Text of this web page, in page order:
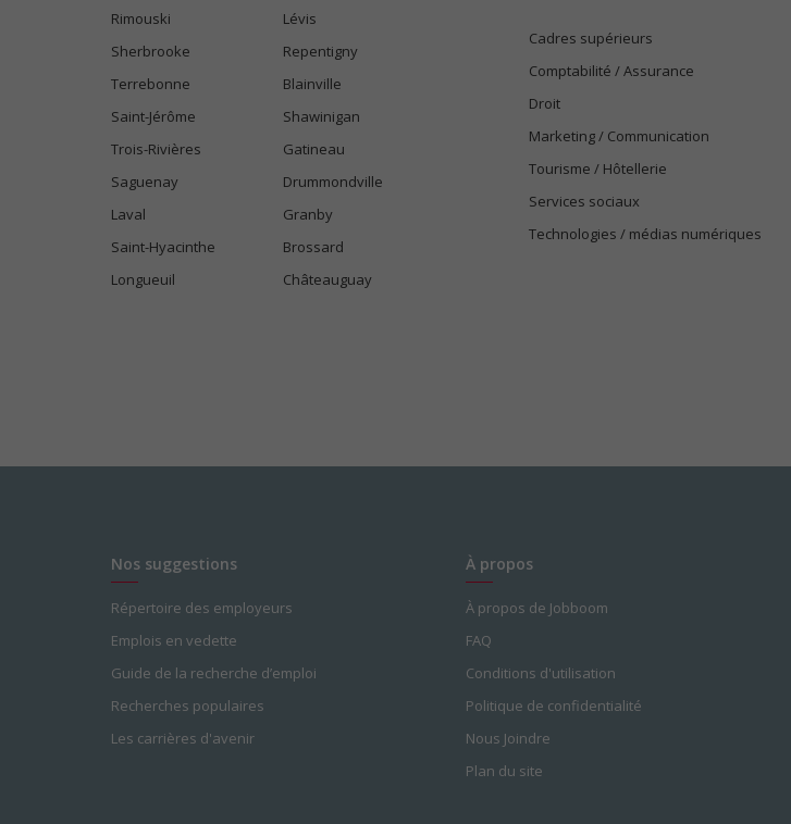
Rimouski
Lévis
Sherbrooke
Repentigny
Terrebonne
Blainville
Saint-Jérôme
Shawinigan
Trois-Rivières
Gatineau
Saguenay
Drummondville
Laval
Granby
Saint-Hyacinthe
Brossard
Longueuil
Châteauguay
Cadres supérieurs
Comptabilité / Assurance
Droit
Marketing / Communication
Tourisme / Hôtellerie
Services sociaux
Technologies / médias numériques
Nos suggestions
Répertoire des employeurs
Emplois en vedette
Guide de la recherche d’emploi
Recherches populaires
Les carrières d'avenir
À propos
À propos de Jobboom
FAQ
Conditions d'utilisation
Politique de confidentialité
Nous Joindre
Plan du site